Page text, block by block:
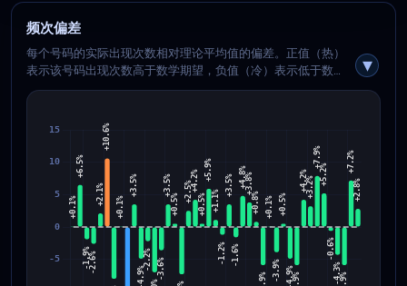
频次偏差
每个号码的实际出现次数相对理论平均值的偏差。正值（热）
表示该号码出现次数高于数学期望，负值（冷）表示低于数学
期望。